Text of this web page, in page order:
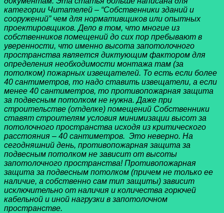
категории Читателей – “Собственники зданий и
сооружений” чем для нормативщиков или опытных
проектировщиков. Дело в том, что многие из
собственников помещений до сих пор пребывают в
уверенности, что именно высота запотолочного
пространства является диктующим фактором для
определения необходимости монтажа там (за
потолком) пожарных извещателей. То есть если более
40 сантиметров, то надо ставить извещатели, а если
менее 40 сантиметров, то противопожарная защита
за подвесным потолком не нужна. Даже при
строительстве (отделке) помещений Собственники
ставят строителям условия минимизации высот за
потолочного пространства исходя из критического
расстояния – 40 сантиметров. Это неверно. На
сегодняшний день, противопожарная защита за
подвесным потолком не зависит от высоты
запотолочного пространства! Противопожарная
защита за подвесным потолком (причем не только ее
наличие, а собственно сам тип защиты) зависит
исключительно от наличия и количества горючей
кабельной и иной нагрузки в запотолочном
пространстве.